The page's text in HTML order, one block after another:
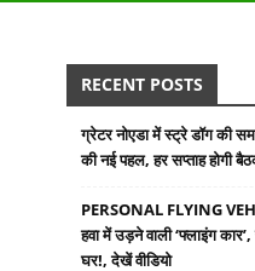
RECENT POSTS
ग्रेटर नोएडा में स्ट्रे डॉग की
की नई पहल, हर सप्ताह होगी
PERSONAL FLYING
हवा में उड़ने वाली ‘फ्लाइंग
घर!, देखें वीडियो